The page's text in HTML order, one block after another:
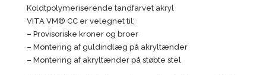
Koldtpolymeriserende tandfarvet akryl
VITA VM® CC er velegnet til:
– Provisoriske kroner og broer
– Montering af guldindlæg på akryltænder
– Montering af akryltænder på støbte stel